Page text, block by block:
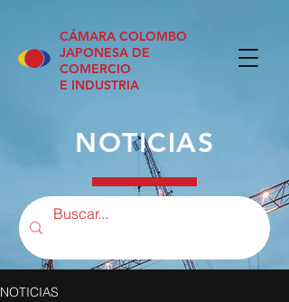
CÁMARA COLOMBO
JAPONESA DE
COMERCIO
E INDUSTRIA
NOTICIAS
NOTICIAS